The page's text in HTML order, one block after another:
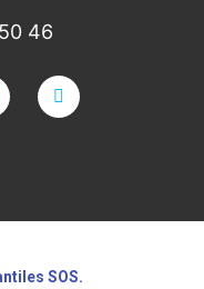
46
SOS.